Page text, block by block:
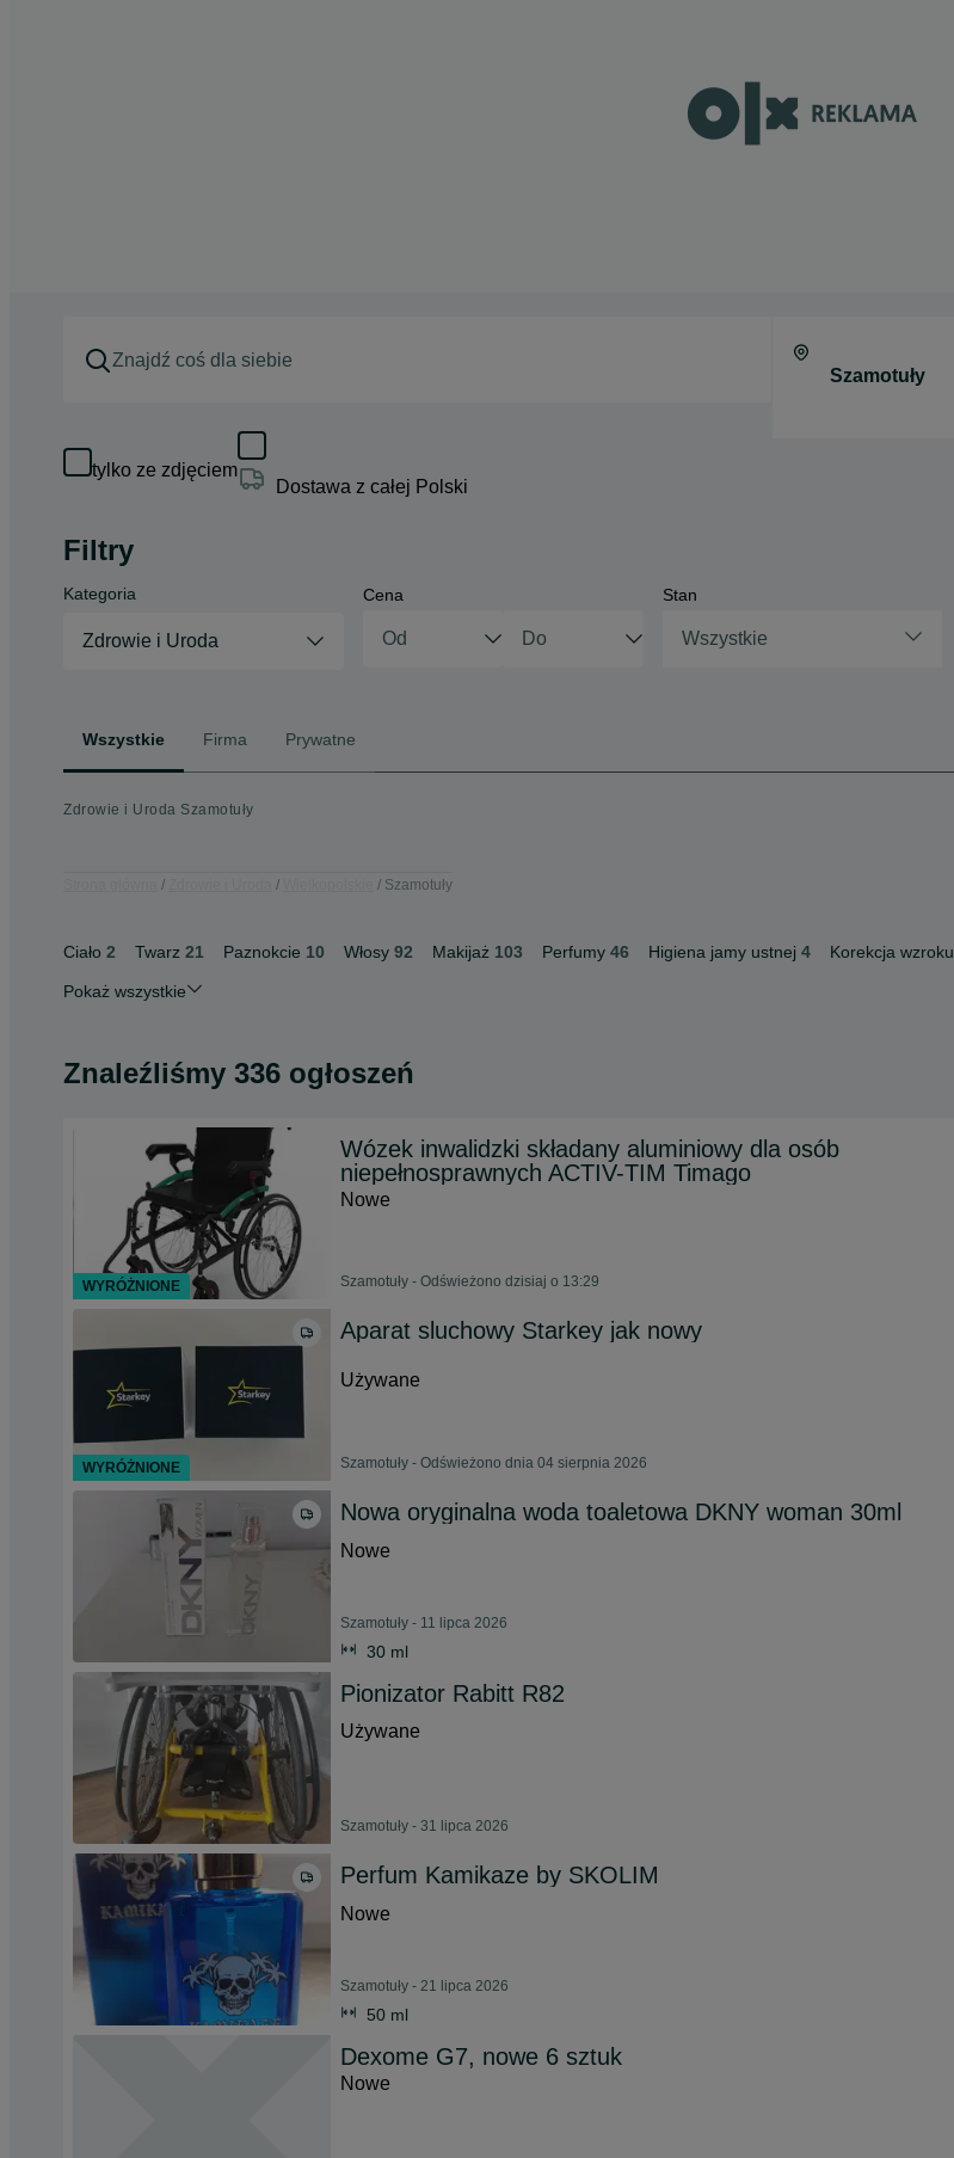
tylko ze zdjęciem
Dostawa z całej Polski
Filtry
Kategoria
Zdrowie i Uroda
Cena Stan
Wszystkie
Wszystkie Firma Prywatne
Zdrowie i Uroda Szamotuły
Szamotuły
Ciało 2 Twarz 21 Paznokcie 10 Włosy 92 Makijaż 103 Perfumy 46 Higiena jamy ustnej 4 Korekcja wzroku
Pokaż wszystkie
Znaleźliśmy 336 ogłoszeń
Wózek inwalidzki składany aluminiowy dla osób
niepełnosprawnych ACTIV-TIM Timago
Nowe
Szamotuły - Odświeżono dzisiaj o 13:29
Aparat sluchowy Starkey jak nowy
Używane
Szamotuły - Odświeżono dnia 04 sierpnia 2026
Nowa oryginalna woda toaletowa DKNY woman 30ml
Nowe
Szamotuły - 11 lipca 2026
30 ml
Pionizator Rabitt R82
Używane
Szamotuły - 31 lipca 2026
Perfum Kamikaze by SKOLIM
Nowe
Szamotuły - 21 lipca 2026
50 ml
Dexome G7, nowe 6 sztuk
Nowe
WYRÓŻNIONE
WYRÓŻNIONE